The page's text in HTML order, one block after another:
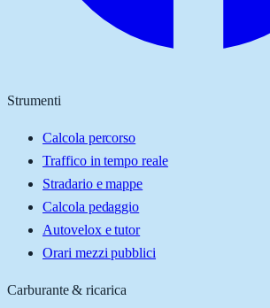
Strumenti
Calcola percorso
Traffico in tempo reale
Stradario e mappe
Calcola pedaggio
Autovelox e tutor
Orari mezzi pubblici
Carburante & ricarica